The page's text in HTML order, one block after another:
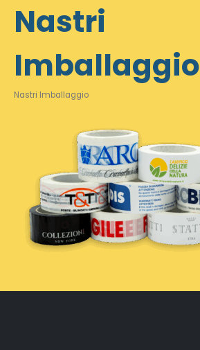
Nastri
Imballaggio
Nastri Imballaggio